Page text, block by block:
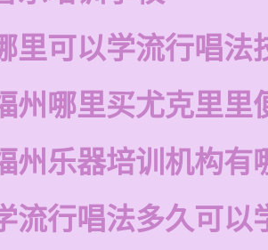
里可以学流行唱法
州哪里买尤克里里
州乐器培训机构有
流行唱法多久可以